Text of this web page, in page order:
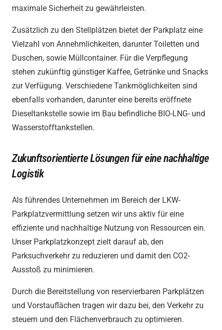
maximale Sicherheit zu gewährleisten.
Zusätzlich zu den Stellplätzen bietet der Parkplatz eine
Vielzahl von Annehmlichkeiten, darunter Toiletten und
Duschen, sowie Müllcontainer. Für die Verpflegung
stehen zukünftig günstiger Kaffee, Getränke und Snacks
zur Verfügung. Verschiedene Tankmöglichkeiten sind
ebenfalls vorhanden, darunter eine bereits eröffnete
Dieseltankstelle sowie im Bau befindliche BIO-LNG- und
Wasserstofftankstellen.
Zukunftsorientierte Lösungen für eine nachhaltige
Logistik
Als führendes Unternehmen im Bereich der LKW-
Parkplatzvermittlung setzen wir uns aktiv für eine
effiziente und nachhaltige Nutzung von Ressourcen ein.
Unser Parkplatzkonzept zielt darauf ab, den
Parksuchverkehr zu reduzieren und damit den CO2-
Ausstoß zu minimieren.
Durch die Bereitstellung von reservierbaren Parkplätzen
und Vorstauflächen tragen wir dazu bei, den Verkehr zu
steuern und den Flächenverbrauch zu optimieren.